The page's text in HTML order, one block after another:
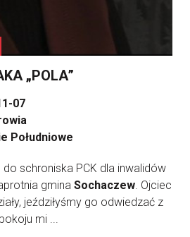
„POLA”
07
Południowe
do schroniska PCK dla inwalidów
gmina Sochaczew. Ojciec
jeździłyśmy go odwiedzać z
mi ...